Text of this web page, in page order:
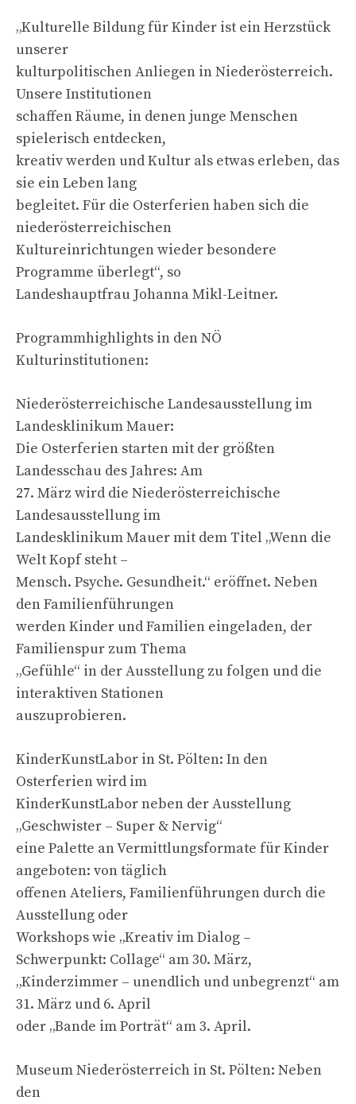
„Kulturelle Bildung für Kinder ist ein Herzstück
unserer
kulturpolitischen Anliegen in Niederösterreich.
Unsere Institutionen
schaffen Räume, in denen junge Menschen
spielerisch entdecken,
kreativ werden und Kultur als etwas erleben, das
sie ein Leben lang
begleitet. Für die Osterferien haben sich die
niederösterreichischen
Kultureinrichtungen wieder besondere
Programme überlegt“, so
Landeshauptfrau Johanna Mikl-Leitner.
Programmhighlights in den NÖ
Kulturinstitutionen:
Niederösterreichische Landesausstellung im
Landesklinikum Mauer:
Die Osterferien starten mit der größten
Landesschau des Jahres: Am
27. März wird die Niederösterreichische
Landesausstellung im
Landesklinikum Mauer mit dem Titel „Wenn die
Welt Kopf steht –
Mensch. Psyche. Gesundheit.“ eröffnet. Neben
den Familienführungen
werden Kinder und Familien eingeladen, der
Familienspur zum Thema
„Gefühle“ in der Ausstellung zu folgen und die
interaktiven Stationen
auszuprobieren.
KinderKunstLabor in St. Pölten: In den
Osterferien wird im
KinderKunstLabor neben der Ausstellung
„Geschwister – Super & Nervig“
eine Palette an Vermittlungsformate für Kinder
angeboten: von täglich
offenen Ateliers, Familienführungen durch die
Ausstellung oder
Workshops wie „Kreativ im Dialog –
Schwerpunkt: Collage“ am 30. März,
„Kinderzimmer – unendlich und unbegrenzt“ am
31. März und 6. April
oder „Bande im Porträt“ am 3. April.
Museum Niederösterreich in St. Pölten: Neben
den